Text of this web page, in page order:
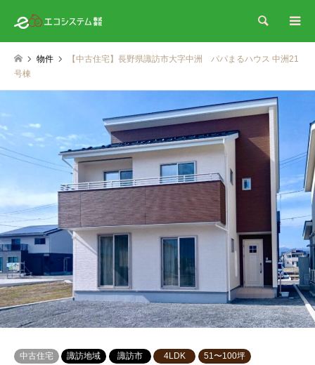
検索
物件
【中古住宅】長野県諏訪市大字中洲 パパまるハウス 中洲21
号棟
中古住宅 諏訪地域 諏訪市 4LDK 51〜100坪